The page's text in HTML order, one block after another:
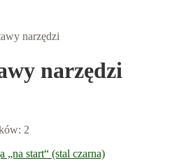
narzędzi
narzędzi
2